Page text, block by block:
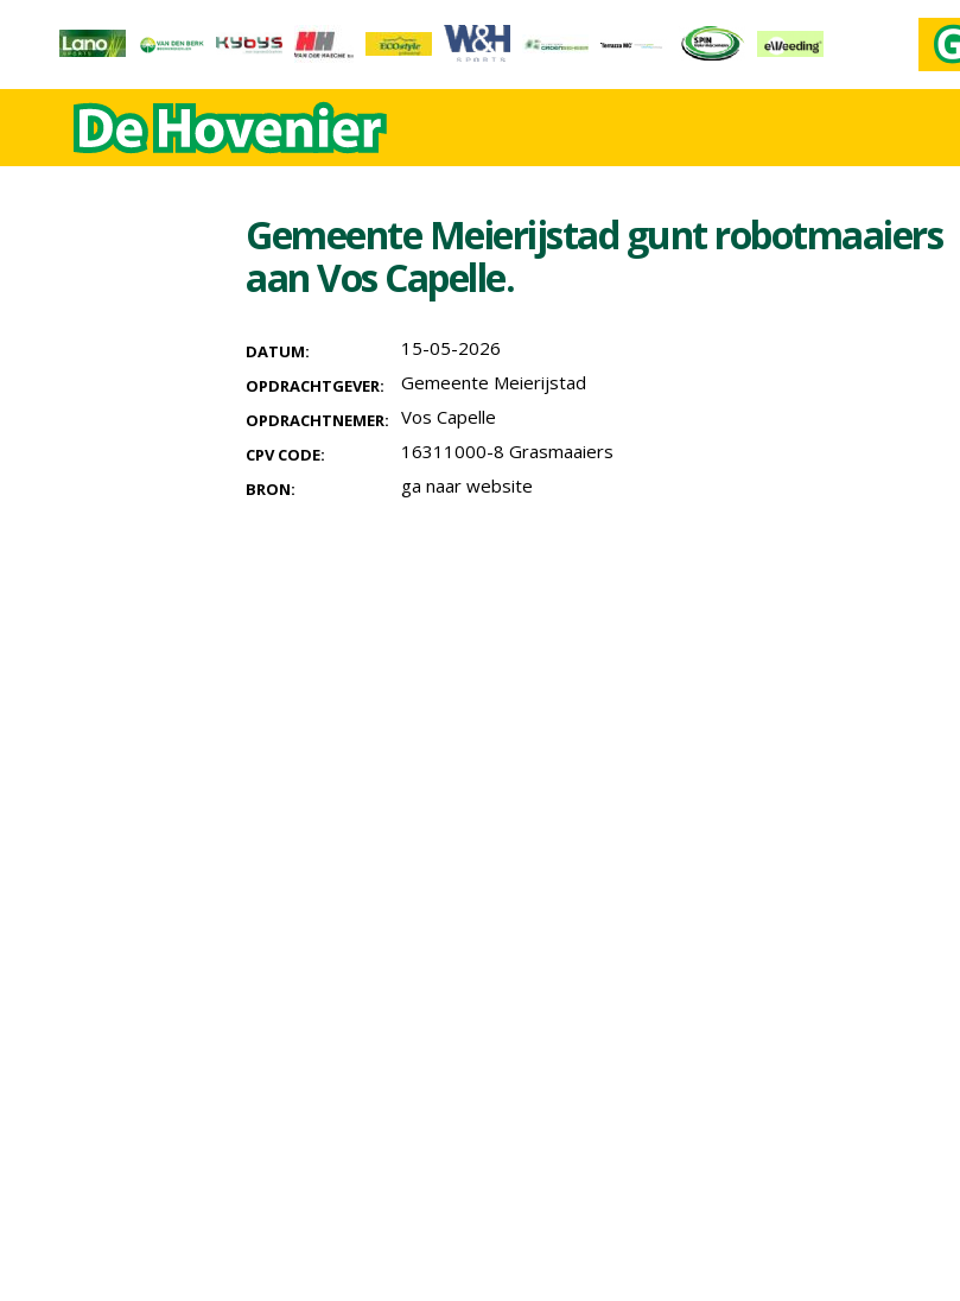
Gemeente Meierijstad gunt robotmaaiers
aan Vos Capelle.
DATUM: 15-05-2026
OPDRACHTGEVER: Gemeente Meierijstad
OPDRACHTNEMER: Vos Capelle
CPV CODE: 16311000-8 Grasmaaiers
BRON: ga naar website